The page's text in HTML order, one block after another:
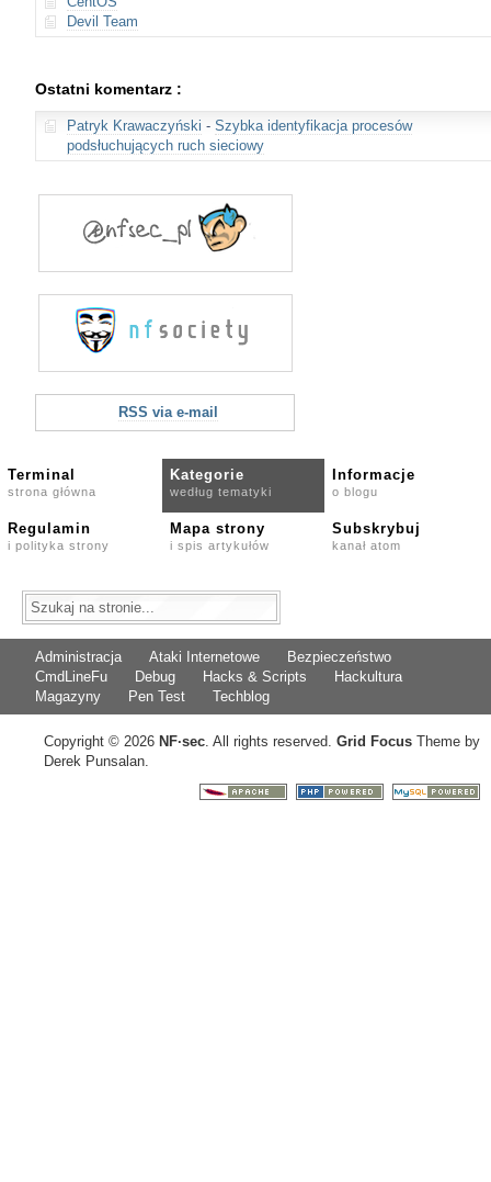
Devil Team
Ostatni komentarz :
Patryk Krawaczyński - Szybka identyfikacja procesów
podsłuchujących ruch sieciowy
RSS via e-mail
Terminal
strona główna
Kategorie
według tematyki
Informacje
o blogu
Regulamin
i polityka strony
Mapa strony
i spis artykułów
Subskrybuj
kanał atom
Administracja Ataki Internetowe
Bezpieczeństwo
CmdLineFu
Debug Hacks & Scripts
Hackultura
Magazyny
Pen Test Techblog
Copyright © 2026 NF·sec. All rights reserved. Grid Focus Theme by
Derek Punsalan.